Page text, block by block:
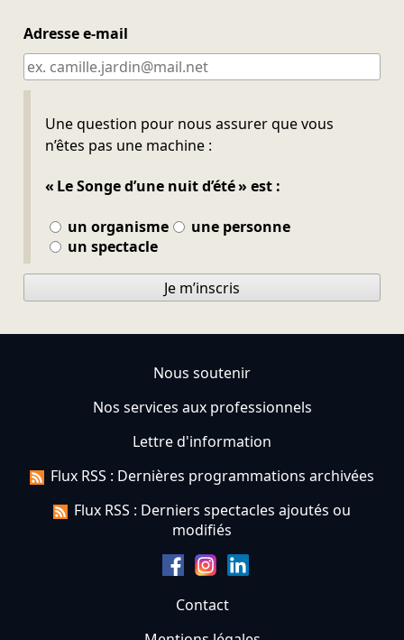
Adresse e-mail
Une question pour nous assurer que vous
n’êtes pas une machine :
« Le Songe d’une nuit d’été » est :
un organisme
une personne
un spectacle
Ne pas remplir
Je m’inscris
Nous soutenir
Nos services aux professionnels
Lettre d'information
Flux RSS : Dernières programmations archivées
Flux RSS : Derniers spectacles ajoutés ou
modifiés
Contact